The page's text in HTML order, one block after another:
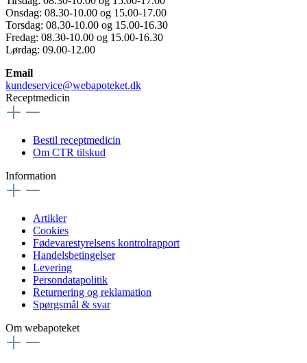
Onsdag: 08.30-10.00 og 15.00-17.00
Torsdag: 08.30-10.00 og 15.00-16.30
Fredag: 08.30-10.00 og 15.00-16.30
Lørdag: 09.00-12.00
Email
kundeservice@webapoteket.dk
Receptmedicin
Bestil receptmedicin
Om CTR tilskud
Information
Artikler
Cookies
Fødevarestyrelsens kontrolrapport
Handelsbetingelser
Levering
Persondatapolitik
Returnering og reklamation
Spørgsmål & svar
Om webapoteket